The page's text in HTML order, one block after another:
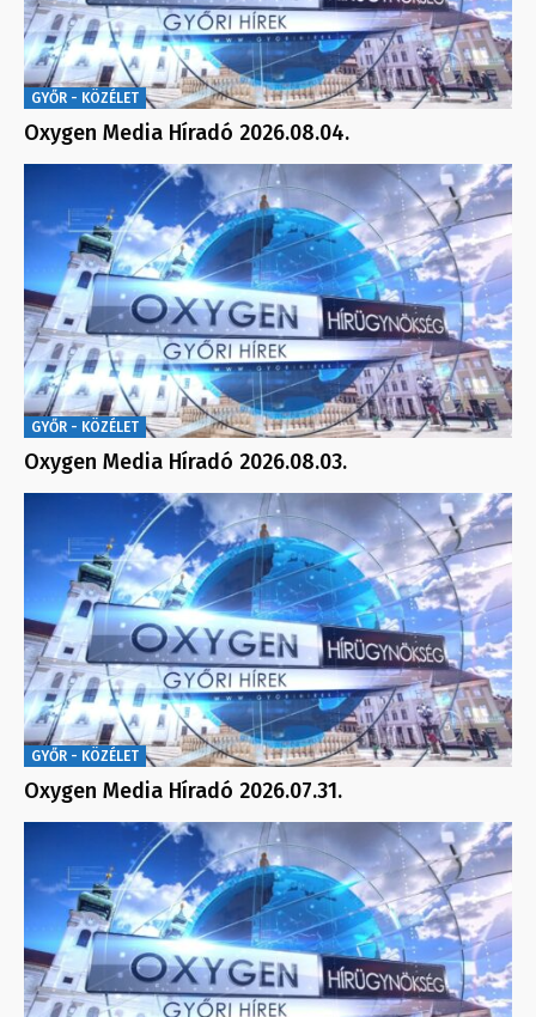
GYŐR - KÖZÉLET
Oxygen Media Híradó 2026.08.04.
GYŐR - KÖZÉLET
Oxygen Media Híradó 2026.08.03.
GYŐR - KÖZÉLET
Oxygen Media Híradó 2026.07.31.